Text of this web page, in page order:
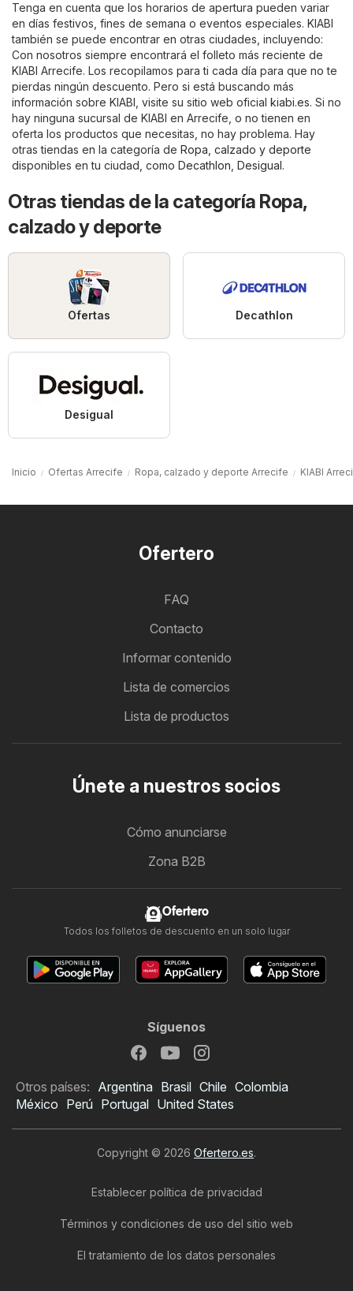
Tenga en cuenta que los horarios de apertura pueden variar
en días festivos, fines de semana o eventos especiales. KIABI
también se puede encontrar en otras ciudades, incluyendo:
Con nosotros siempre encontrará el folleto más reciente de
KIABI Arrecife. Los recopilamos para ti cada día para que no te
pierdas ningún descuento. Pero si está buscando más
información sobre KIABI, visite su sitio web oficial kiabi.es. Si no
hay ninguna sucursal de KIABI en Arrecife, o no tienen en
oferta los productos que necesitas, no hay problema. Hay
otras tiendas en la categoría de Ropa, calzado y deporte
disponibles en tu ciudad, como Decathlon, Desigual.
Otras tiendas de la categoría Ropa,
calzado y deporte
Ofertas Decathlon
Desigual
Inicio Ofertas Arrecife Ropa, calzado y deporte Arrecife KIABI
Ofertero
FAQ
Contacto
Informar contenido
Lista de comercios
Lista de productos
Únete a nuestros socios
Cómo anunciarse
Zona B2B
Ofertero
Todos los folletos de descuento en un solo lugar
Síguenos
Otros países: Argentina Brasil Chile Colombia
México Perú Portugal United States
Copyright © 2026 Ofertero.es.
Establecer política de privacidad
Términos y condiciones de uso del sitio web
El tratamiento de los datos personales